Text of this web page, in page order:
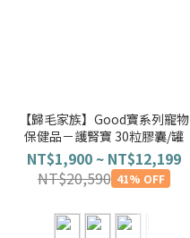
【歸毛家族】Good寶系列寵物
保健品－護腎寶 30粒膠囊/罐
NT$1,900 ~ NT$12,199
NT$20,590 41% OFF